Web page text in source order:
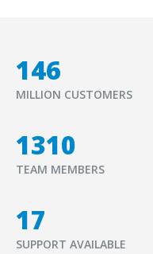
164
MILLION CUSTOMERS
1480
TEAM MEMBERS
20
SUPPORT AVAILABLE